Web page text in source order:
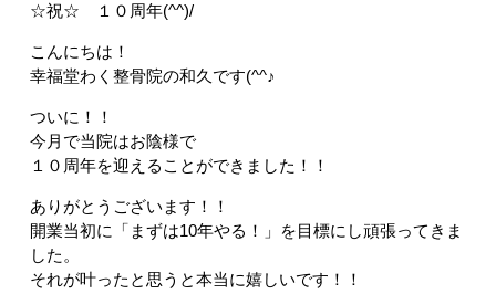
☆祝☆ １０周年(^^)/
こんにちは！
幸福堂わく整骨院の和久です(^^♪
ついに！！
今月で当院はお陰様で
１０周年を迎えることができました！！
ありがとうございます！！
開業当初に「まずは10年やる！」を目標にし頑張ってきま
した。
それが叶ったと思うと本当に嬉しいです！！